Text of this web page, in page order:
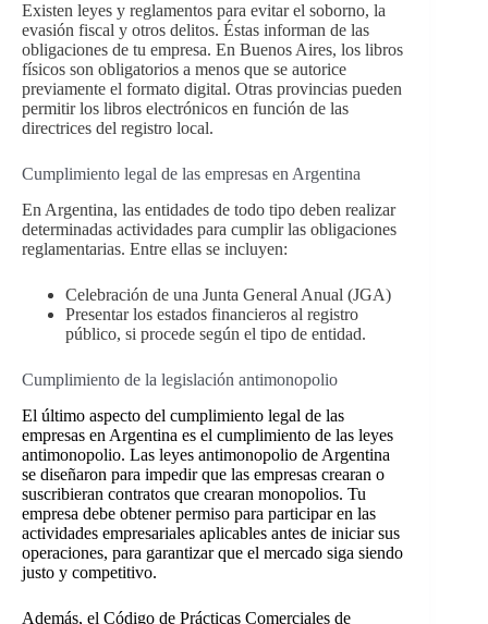
Existen leyes y reglamentos para evitar el soborno, la
evasión fiscal y otros delitos. Éstas informan de las
obligaciones de tu empresa. En Buenos Aires, los libros
físicos son obligatorios a menos que se autorice
previamente el formato digital. Otras provincias pueden
permitir los libros electrónicos en función de las
directrices del registro local.
Cumplimiento legal de las empresas en Argentina
En Argentina, las entidades de todo tipo deben realizar
determinadas actividades para cumplir las obligaciones
reglamentarias. Entre ellas se incluyen:
Celebración de una Junta General Anual (JGA)
Presentar los estados financieros al registro
público, si procede según el tipo de entidad.
Cumplimiento de la legislación antimonopolio
El último aspecto del cumplimiento legal de las
empresas en Argentina es el cumplimiento de las leyes
antimonopolio. Las leyes antimonopolio de Argentina
se diseñaron para impedir que las empresas crearan o
suscribieran contratos que crearan monopolios. Tu
empresa debe obtener permiso para participar en las
actividades empresariales aplicables antes de iniciar sus
operaciones, para garantizar que el mercado siga siendo
justo y competitivo.
Además, el Código de Prácticas Comerciales de